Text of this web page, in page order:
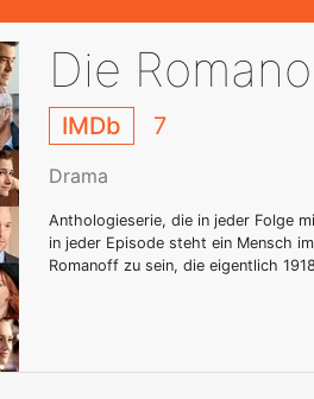
Die
IMDb 7
Drama
Anthologieserie, die in jeder Folge
in jeder Episode steht ein Mensch
Romanoff zu sein, die eigentlich